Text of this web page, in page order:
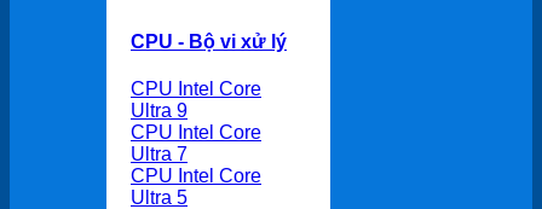
CPU - Bộ vi xử lý
CPU Intel Core
Ultra 9
CPU Intel Core
Ultra 7
CPU Intel Core
Ultra 5